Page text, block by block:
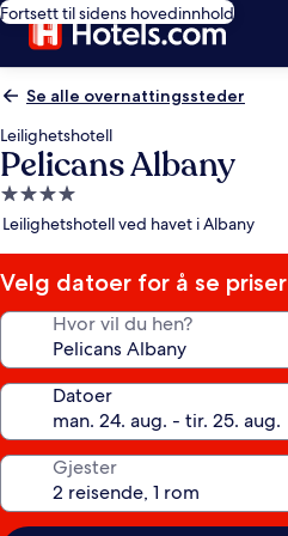
Fortsett til sidens hovedinnhold
Se alle overnattingssteder
Leilighetshotell
Pelicans Albany
Overnattingssted
med
stjerner
Leilighetshotell ved havet i Albany
Velg datoer for å se priser
Hvor vil du hen?
Datoer
Gjester